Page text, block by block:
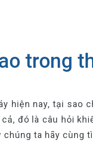
trong
hiện nay, tại
đó là câu hỏi
ta hãy cùng